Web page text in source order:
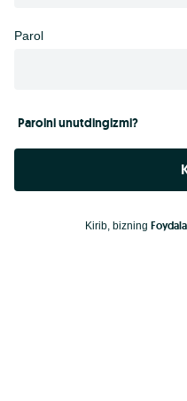
Parol
Parolni unutdingizmi?
Kirib, bizning